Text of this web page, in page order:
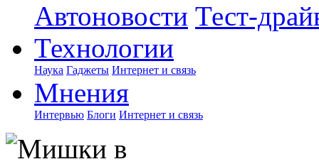
Автоновости Тест-
Технологии
Наука Гаджеты Интернет и связь
Мнения
Интервью Блоги Интернет и связь